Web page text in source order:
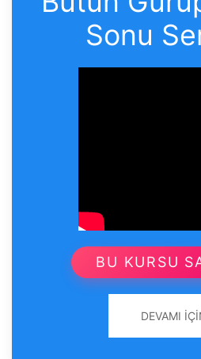
Sonu
BU KURSU
DEVAMI